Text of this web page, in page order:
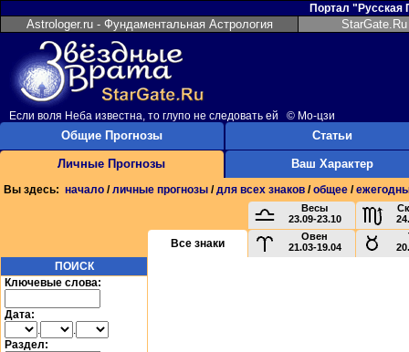
Портал "Русская
Astrologer.ru - Фундаментальная Астрология
Если воля Неба известна, то глупо не следовать ей © Мо-цзи
Общие Прогнозы
Личные Прогнозы
Статьи
Ваш Характер
Вы здесь: начало /личные прогнозы /для всех знаков /общее /
Весы
23.09-23.10
Все знаки
Овен
21.03-19.04
ПОИСК
Ключевые слова:
Дата:
.
.
Раздел: